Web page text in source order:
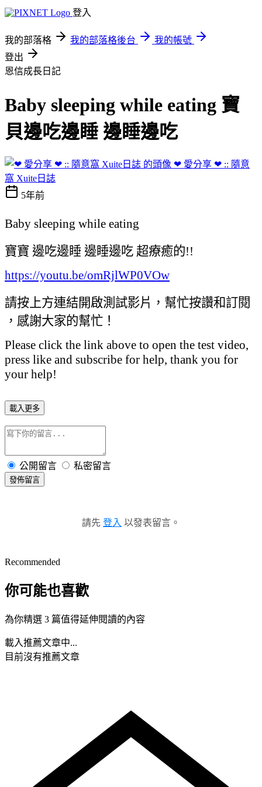
登入
我的部落格 我的部落格後台
我的帳號
登出
恩信成長日記
Baby sleeping while eating 寶
貝邊吃邊睡 邊睡邊吃
❤ 愛分享 ❤ :: 隨意
窩 Xuite日誌
5年前
Baby sleeping while eating
寶寶 邊吃邊睡 邊睡邊吃 超療癒的!!
https://youtu.be/omRjlWP0VOw
請按上方連結開啟測試影片，幫忙按讚和訂閱
，感謝大家的幫忙！
Please click the link above to open the test video,
press like and subscribe for help, thank you for
your help!
載入更多
公開留言 私密留言
發佈留言
請先 登入 以發表留言。
Recommended
你可能也喜歡
為你精選 3 篇值得延伸閱讀的內容
載入推薦文章中...
目前沒有推薦文章